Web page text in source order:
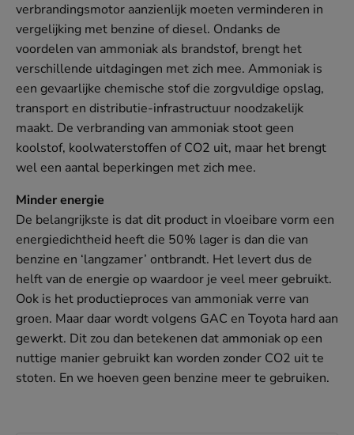
verbrandingsmotor aanzienlijk moeten verminderen in
vergelijking met benzine of diesel. Ondanks de
voordelen van ammoniak als brandstof, brengt het ​​
verschillende uitdagingen met zich mee. Ammoniak is
een gevaarlijke chemische stof die zorgvuldige opslag,
transport en distributie-infrastructuur noodzakelijk
maakt. De verbranding van ammoniak stoot geen
koolstof, koolwaterstoffen of CO2 uit, maar het brengt
wel een aantal beperkingen met zich mee.
Minder energie
De belangrijkste is dat dit product in vloeibare vorm een
energiedichtheid heeft die 50% lager is dan die van
benzine en ‘langzamer’ ontbrandt. Het levert dus de
helft van de energie op waardoor je veel meer gebruikt.
Ook is het productieproces van ammoniak verre van
groen. Maar daar wordt volgens GAC en Toyota hard aan
gewerkt. Dit zou dan betekenen dat ammoniak op een
nuttige manier gebruikt kan worden zonder CO2 uit te
stoten. En we hoeven geen benzine meer te gebruiken.